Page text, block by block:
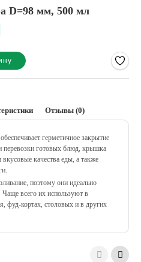
D=98 мм, 500 мл
Отзывы (0)
герметичное закрытие
перевозки готовых блюд, крышка
качества еды, а также
поэтому они идеально
всего их используют в
фуд-кортах, столовых и в других